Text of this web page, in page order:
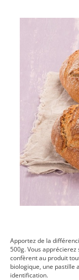
Apportez de la
500g. Vous
confèrent au produit
biologique, une pastille
identification.